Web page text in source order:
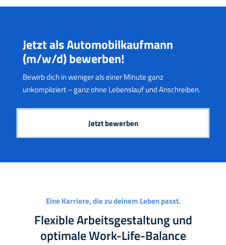
Jetzt als Automobilkaufmann
(m/w/d) bewerben!
Bewirb dich in weniger als einer Minute ganz
unkompliziert – ganz ohne Lebenslauf und Anschreiben.
Jetzt bewerben
Eine Karriere, die zu deinem Leben passt.
Flexible Arbeitsgestaltung und
optimale Work-Life-Balance